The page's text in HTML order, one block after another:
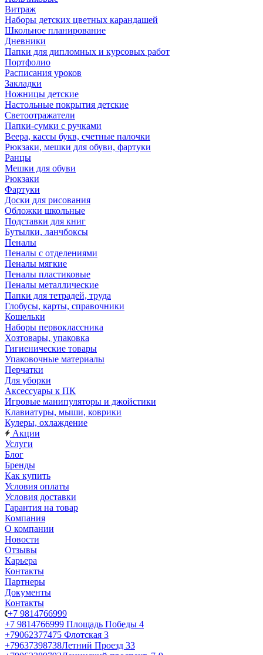
Витраж
Наборы детских цветных карандашей
Школьное планирование
Дневники
Папки для дипломных и курсовых работ
Портфолио
Расписания уроков
Закладки
Ножницы детские
Настольные покрытия детские
Светоотражатели
Папки-сумки с ручками
Веера, кассы букв, счетные палочки
Рюкзаки, мешки для обуви, фартуки
Ранцы
Мешки для обуви
Рюкзаки
Фартуки
Доски для рисования
Обложки школьные
Подставки для книг
Бутылки, ланчбоксы
Пеналы
Пеналы с отделениями
Пеналы мягкие
Пеналы пластиковые
Пеналы металлические
Папки для тетрадей, труда
Глобусы, карты, справочники
Кошельки
Наборы первоклассника
Хозтовары, упаковка
Гигиенические товары
Упаковочные материалы
Перчатки
Для уборки
Аксессуары к ПК
Игровые манипуляторы и джойстики
Клавиатуры, мыши, коврики
Кулеры, охлаждение
Акции
Услуги
Блог
Бренды
Как купить
Условия оплаты
Условия доставки
Гарантия на товар
Компания
О компании
Новости
Отзывы
Карьера
Контакты
Партнеры
Документы
Контакты
+7 9814766999
+7 9814766999 Площадь Победы 4
+79062377475 Флотская 3
+79637398738Летний Проезд 33